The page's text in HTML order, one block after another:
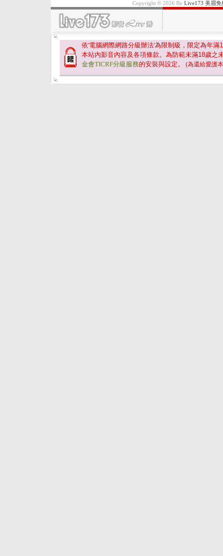
Copyright © 2026 By Live173 美眉
依'電腦網際網路分級辦法'為限制級，限定為年滿
本站內影音內容及各項條款。為防範未滿18歲之
金會TICRF分級服務的安裝與設定。 (為還給愛護